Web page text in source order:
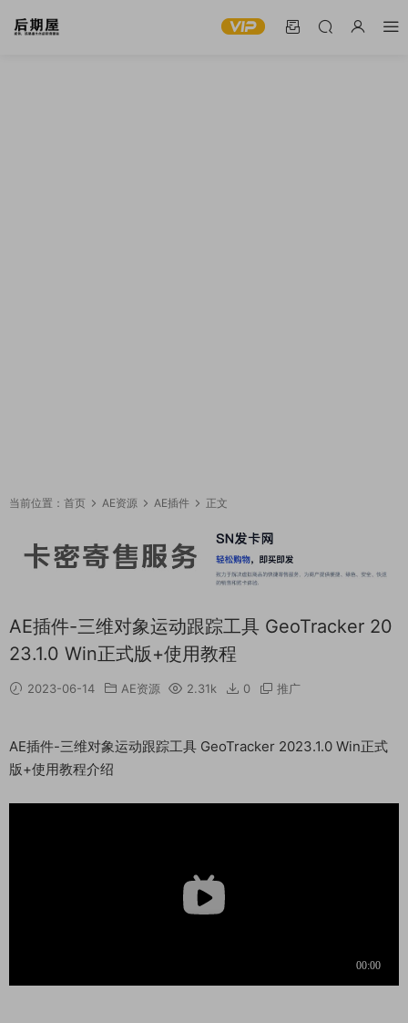
当前位置： 首页 AE资源 AE插件 正文
AE插件-三维对象运动跟踪工具 GeoTracker 20
23.1.0 Win正式版+使用教程
2023-06-14 AE资源 2.31k 0 推广
AE插件-三维对象运动跟踪工具 GeoTracker 2023.1.0 Win正式
版+使用教程介绍